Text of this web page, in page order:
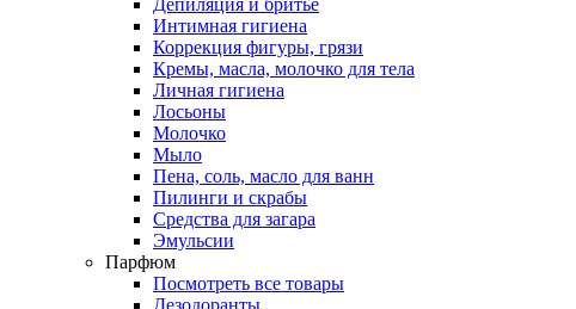
Депиляция и бритье
Интимная гигиена
Коррекция фигуры, грязи
Кремы, масла, молочко для тела
Личная гигиена
Лосьоны
Молочко
Мыло
Пена, соль, масло для ванн
Пилинги и скрабы
Средства для загара
Эмульсии
Парфюм
Посмотреть все товары
Дезодоранты